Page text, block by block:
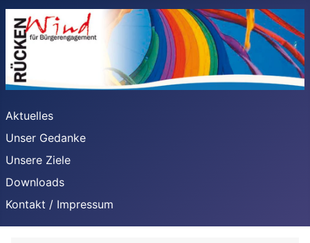
Aktuelles
Unser Gedanke
Unsere Ziele
Downloads
Kontakt / Impressum